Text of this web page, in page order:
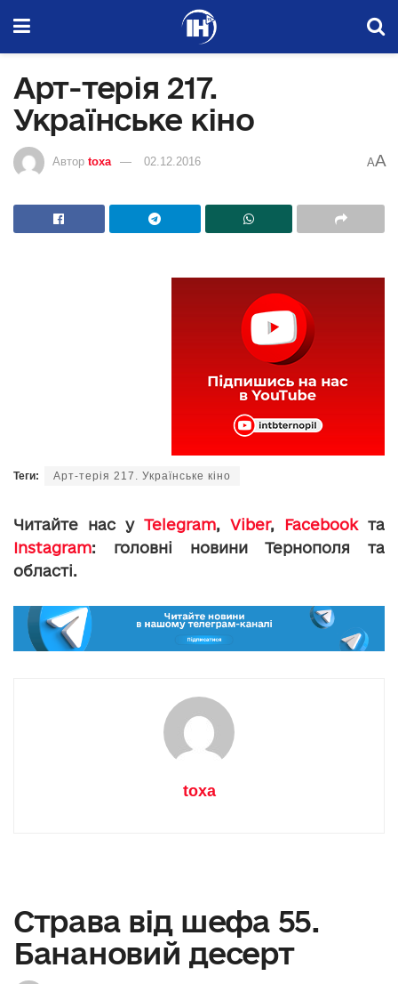
Арт-терія 217.
Українське кіно
Автор toxa 02.12.2016 AA
Теги: Арт-терія 217. Українське кіно
Читайте нас у Telegram, Viber, Facebookта
Instagram: головні новини Тернополя та
області.
toxa
Страва від шефа 55.
Банановий десерт